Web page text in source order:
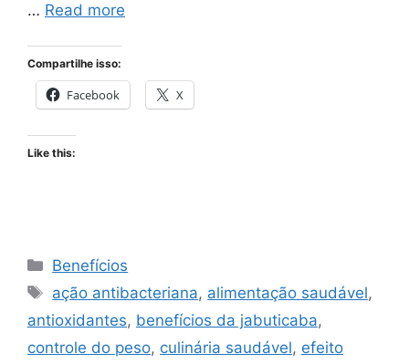
… Read more
Compartilhe isso:
Facebook X
Like this:
Categories
Benefícios
Tags
ação antibacteriana, alimentação saudável,
antioxidantes, benefícios da jabuticaba,
controle do peso, culinária saudável, efeito